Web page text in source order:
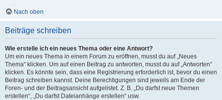
Nach oben
Beiträge schreiben
Wie erstelle ich ein neues Thema oder eine Antwort?
Um ein neues Thema in einem Forum zu eröffnen, musst du auf „Neues
Thema“ klicken. Um auf einen Beitrag zu antworten, musst du auf „Antworten“
klicken. Es könnte sein, dass eine Registrierung erforderlich ist, bevor du einen
Beitrag schreiben kannst. Deine Berechtigungen sind jeweils am Ende der
Foren- und der Beitragsansicht aufgelistet. Z. B. „Du darfst neue Themen
erstellen“, „Du darfst Dateianhänge erstellen“ usw.